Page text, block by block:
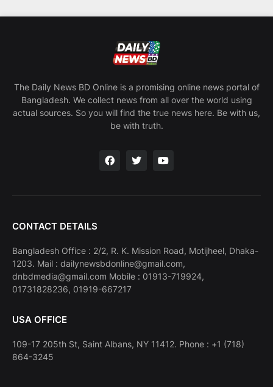
The Daily News BD Online is a promising online news portal of
Bangladesh. We collect news from all over the world using
actual sources. So you will find the true news here. Be with us,
be with truth.
CONTACT DETAILS
Bangladesh Office : 2/2, R. K. Mission Road, Motijheel, Dhaka-
1203. Mail : dailynewsbdonline@gmail.com,
dnbdmedia@gmail.com Mobile : 01913-719924,
01731828236, 01919-667217
USA OFFICE
109-17 205th St, Saint Albans, NY 11412. Phone : +1 (718)
864-3245